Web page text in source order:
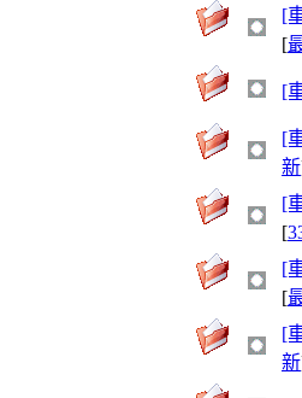
[
[
[
[
新
[
[
[
[
[
新